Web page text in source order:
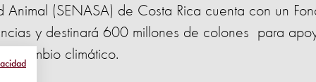
(SENASA) de Costa Rica cuenta con un
y destinará 600 millones de colones para
cambio climático.